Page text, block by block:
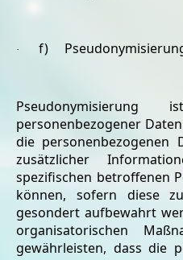
· f)
personenbezogener
die personenbezogenen
zusätzlicher
spezifischen betroffenen
können, sofern diese
gesondert aufbewahrt
organisatorischen
gewährleisten, dass die